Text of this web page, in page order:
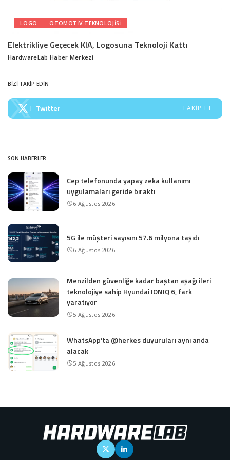
LOGO OTOMOTIV TEKNOLOJISI
Elektrikliye Geçecek KIA, Logosuna Teknoloji Kattı
Posted
HardwareLab Haber Merkezi
BİZİ TAKİP EDİN
Twitter TAKIP ET
SON HABERLER
Cep telefonunda yapay zeka kullanımı
uygulamaları geride bıraktı
6 Ağustos 2026
5G ile müşteri sayısını 57.6 milyona taşıdı
6 Ağustos 2026
Menzilden güvenliğe kadar baştan aşağı ileri
teknolojiye sahip Hyundai IONIQ 6, fark
yaratıyor
5 Ağustos 2026
WhatsApp’ta @herkes duyuruları aynı anda
alacak
5 Ağustos 2026